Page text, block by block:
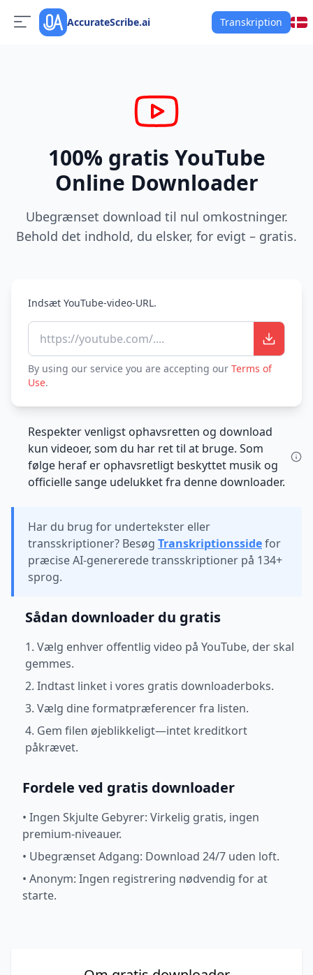
AccurateScribe.ai Transkription
100% gratis YouTube
Online Downloader
Ubegrænset download til nul omkostninger.
Behold det indhold, du elsker, for evigt – gratis.
Indsæt YouTube-video-URL.
https://youtube.com/....
By using our service you are accepting our Terms of
Use.
Respekter venligst ophavsretten og download
kun videoer, som du har ret til at bruge. Som
følge heraf er ophavsretligt beskyttet musik og
officielle sange udelukket fra denne downloader.
Har du brug for undertekster eller
transskriptioner? Besøg Transkriptionssidefor
præcise AI-genererede transskriptioner på 134+
sprog.
Sådan downloader du gratis
1. Vælg enhver offentlig video på YouTube, der skal
gemmes.
2. Indtast linket i vores gratis downloaderboks.
3. Vælg dine formatpræferencer fra listen.
4. Gem filen øjeblikkeligt—intet kreditkort
påkrævet.
Fordele ved gratis downloader
• Ingen Skjulte Gebyrer: Virkelig gratis, ingen
premium-niveauer.
• Ubegrænset Adgang: Download 24/7 uden loft.
• Anonym: Ingen registrering nødvendig for at
starte.